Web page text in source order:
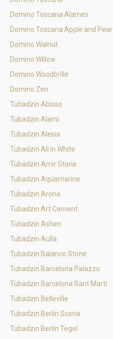
Domino Toscana Alames
Domino Toscana Apple and Pear
Domino Walnut
Domino Willow
Domino Woodbrille
Domino Zen
Tubadzin Abisso
Tubadzin Alami
Tubadzin Alesia
Tubadzin All in White
Tubadzin Amir Stone
Tubadzin Aquamarine
Tubadzin Arona
Tubadzin Art Cement
Tubadzin Ashen
Tubadzin Aulla
Tubadzin Balance Stone
Tubadzin Barcelona Palazzo
Tubadzin Barcelona Sant Marti
Tubadzin Belleville
Tubadzin Berlin Scoria
Tubadzin Berlin Tegel